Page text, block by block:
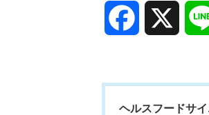
Facebook
ヘルスフードサ